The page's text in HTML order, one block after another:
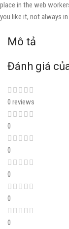
place in the web
you like it, not always
Mô tả
Đánh giá
0 reviews
0
0
0
0
0